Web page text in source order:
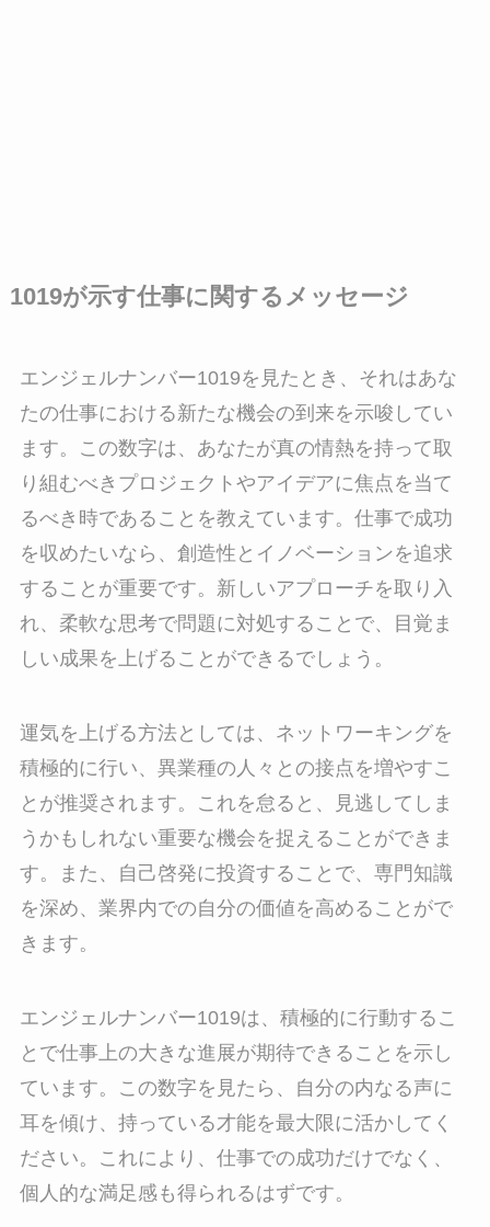
1019が示す仕事に関するメッセージ
エンジェルナンバー1019を見たとき、それはあな
たの仕事における新たな機会の到来を示唆してい
ます。この数字は、あなたが真の情熱を持って取
り組むべきプロジェクトやアイデアに焦点を当て
るべき時であることを教えています。仕事で成功
を収めたいなら、創造性とイノベーションを追求
することが重要です。新しいアプローチを取り入
れ、柔軟な思考で問題に対処することで、目覚ま
しい成果を上げることができるでしょう。
運気を上げる方法としては、ネットワーキングを
積極的に行い、異業種の人々との接点を増やすこ
とが推奨されます。これを怠ると、見逃してしま
うかもしれない重要な機会を捉えることができま
す。また、自己啓発に投資することで、専門知識
を深め、業界内での自分の価値を高めることがで
きます。
エンジェルナンバー1019は、積極的に行動するこ
とで仕事上の大きな進展が期待できることを示し
ています。この数字を見たら、自分の内なる声に
耳を傾け、持っている才能を最大限に活かしてく
ださい。これにより、仕事での成功だけでなく、
個人的な満足感も得られるはずです。